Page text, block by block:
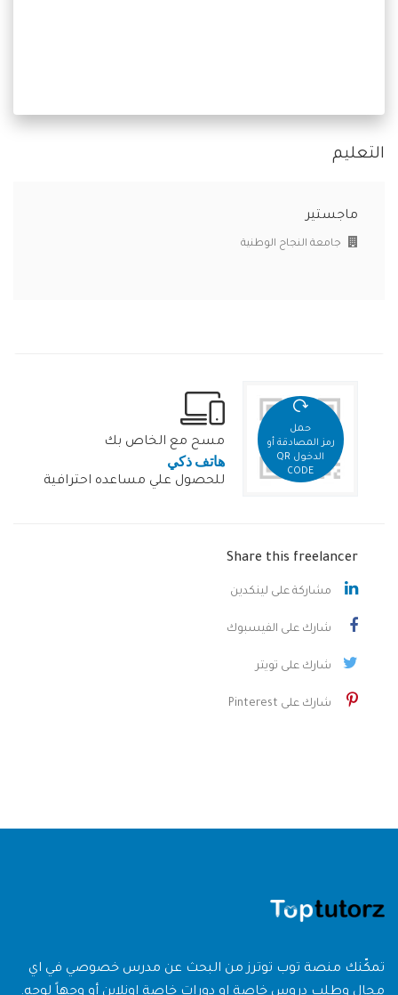
التعليم
ماجستير
جامعة النجاح الوطنية
حمل
رمز المصادقة أو
الدخول QR
CODE
مسح مع الخاص بك
هاتف ذكي
للحصول علي مساعده احترافية
Share this freelancer
مشاركة على لينكدين
شارك على الفيسبوك
شارك على تويتر
شارك على Pinterest
تمكّنك منصة توب توترز من البحث عن مدرس خصوصي في اي